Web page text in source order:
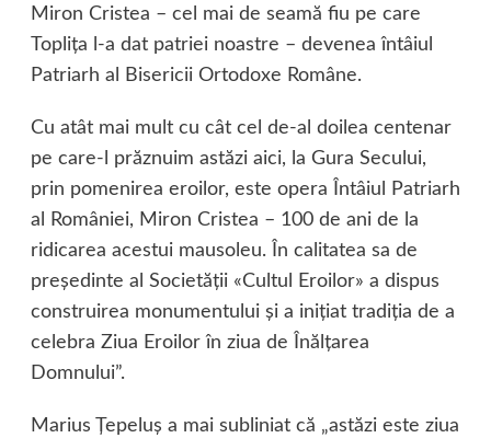
Miron Cristea – cel mai de seamă fiu pe care
Topliţa l-a dat patriei noastre – devenea întâiul
Patriarh al Bisericii Ortodoxe Române.
Cu atât mai mult cu cât cel de-al doilea centenar
pe care-l prăznuim astăzi aici, la Gura Secului,
prin pomenirea eroilor, este opera Întâiul Patriarh
al României, Miron Cristea – 100 de ani de la
ridicarea acestui mausoleu. În calitatea sa de
preşedinte al Societăţii «Cultul Eroilor» a dispus
construirea monumentului şi a iniţiat tradiţia de a
celebra Ziua Eroilor în ziua de Înălţarea
Domnului”.
Marius Ţepeluş a mai subliniat că „astăzi este ziua